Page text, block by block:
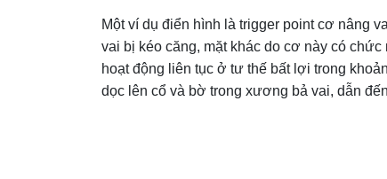
Một ví dụ điển hình là trigger point cơ nâng
vai bị kéo căng, mặt khác do cơ này có
hoạt động liên tục ở tư thế bất lợi trong
dọc lên cổ và bờ trong xương bả vai, dẫn